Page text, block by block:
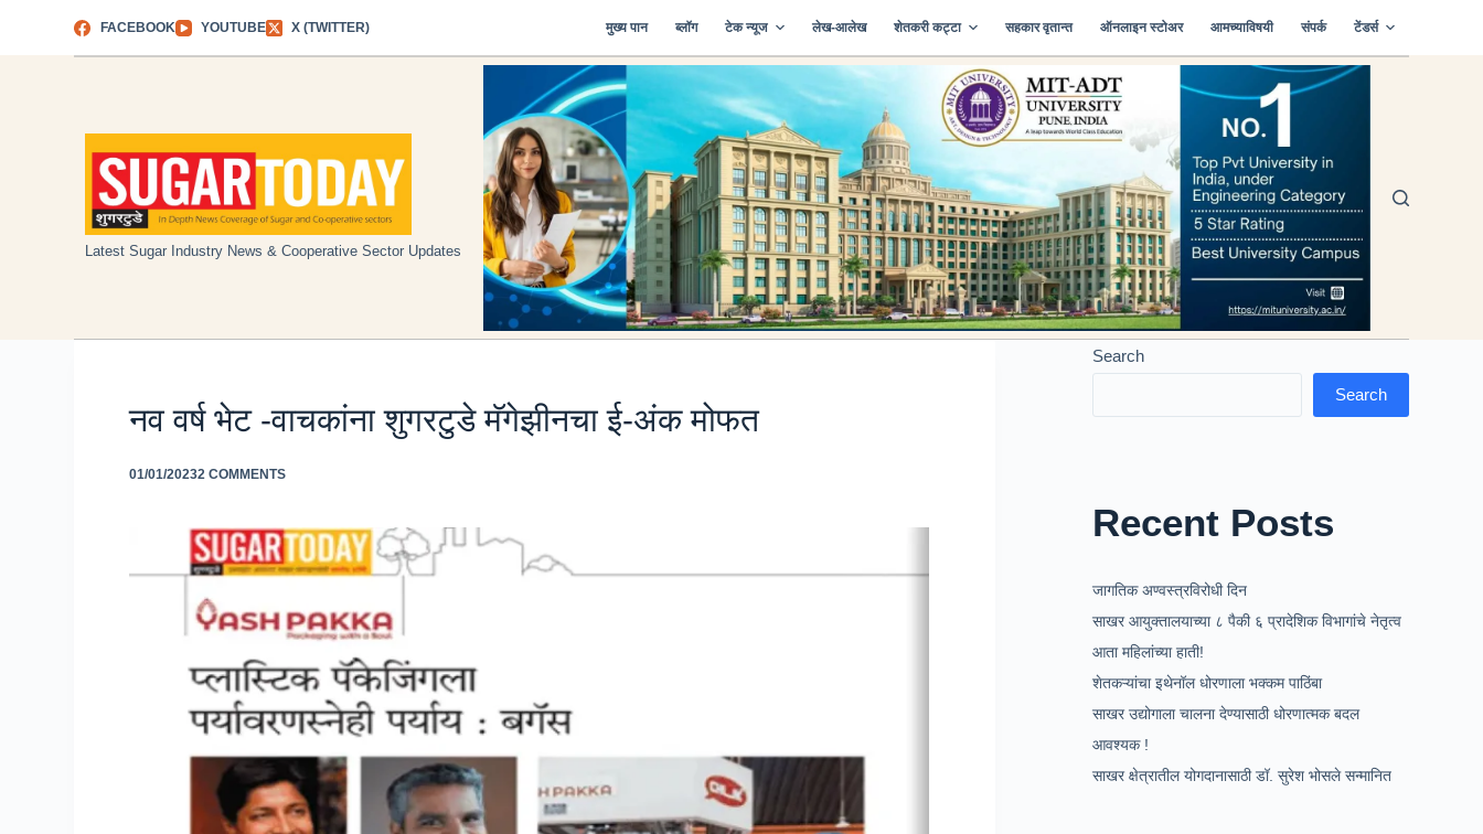
FACEBOOK YOUTUBE X (TWITTER) मुख्य पान ब्लॉग टेक न्यूज लेख-आलेख शेतकरी कट्टा सहकार वृतान्त ऑनलाइन स्टोअर आमच्याविषयी संपर्क टेंडर्स
Latest Sugar Industry News & Cooperative Sector Updates
नव वर्ष भेट -वाचकांना शुगरटुडे मॅगेझीनचा ई-अंक मोफत
01/01/20232 COMMENTS
Search
Search
Recent Posts
जागतिक अण्वस्त्रविरोधी दिन
साखर आयुक्तालयाच्या ८ पैकी ६ प्रादेशिक विभागांचे नेतृत्व
आता महिलांच्या हाती!
शेतकऱ्यांचा इथेनॉल धोरणाला भक्कम पाठिंबा
साखर उद्योगाला चालना देण्यासाठी धोरणात्मक बदल
आवश्यक !
साखर क्षेत्रातील योगदानासाठी डॉ. सुरेश भोसले सन्मानित